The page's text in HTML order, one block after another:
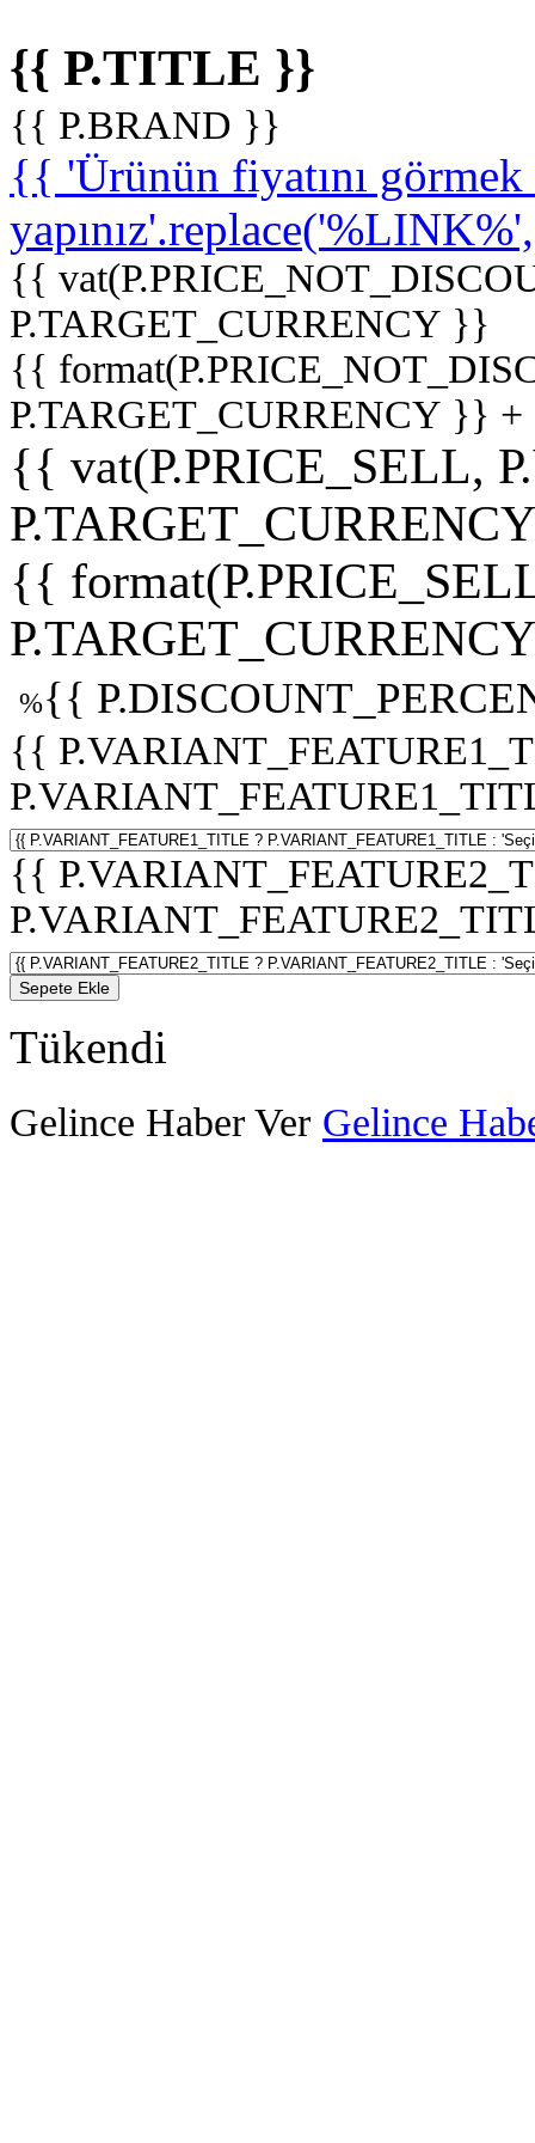
{{ P.TITLE }}
{{ P.BRAND }}
{{ 'Ürünün fiyatını
{{
P.TARGET_CURRENCY }}
{{
P.TARGET_CURRENCY }}
{{ vat(P.PRICE_SELL,
{{
%{{
{{
{{
Sepete Ekle
Tükendi
Gelince Haber Ver Gelince